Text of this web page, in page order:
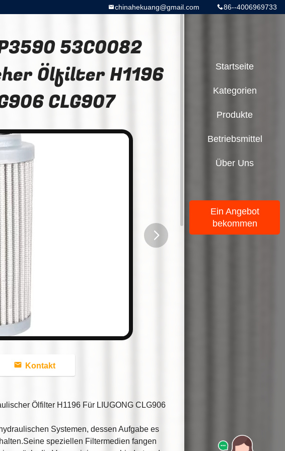
86--4006969733
chinahekuang@gmail.com
53C0082
Ölfilter H1196
CLG907
Kontakt
Ölfilter H1196 Für LIUGONG CLG906
Systemen, dessen Aufgabe es
speziellen Filtermedien fangen
Startseite
Kategorien
Produkte
Betriebsmittel
Über Uns
Ein Angebot
bekommen